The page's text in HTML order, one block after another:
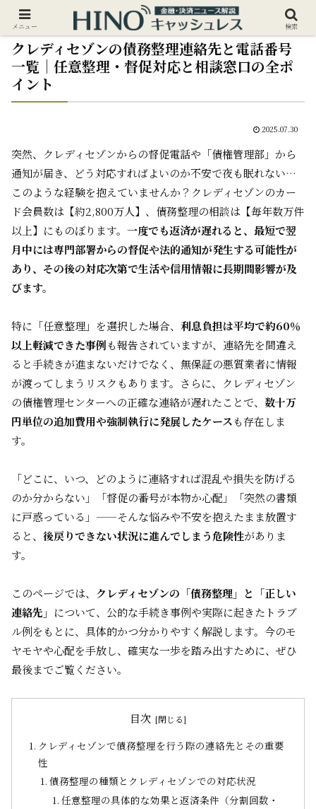
クレディセゾンの債務整理連絡先と電話番号
一覧｜任意整理・督促対応と相談窓口の全ポ
イント
2025.07.30
突然、クレディセゾンからの督促電話や「債権管理部」から
通知が届き、どう対応すればよいのか不安で夜も眠れない…
このような経験を抱えていませんか？クレディセゾンのカー
ド会員数は【約2,800万人】、債務整理の相談は【毎年数万件
以上】にものぼります。 一度でも返済が遅れると、最短で翌
月中には専門部署からの督促や法的通知が発生する可能性が
あり、その後の対応次第で生活や信用情報に長期間影響が及
びます。
特に「任意整理」を選択した場合、 利息負担は平均で約60％
以上軽減できた事例も報告されていますが、連絡先を間違え
ると手続きが進まないだけでなく、無保証の悪質業者に情報
が渡ってしまうリスクもあります。さらに、クレディセゾン
の債権管理センターへの正確な連絡が遅れたことで、 数十万
円単位の追加費用や強制執行に発展したケースも存在しま
す。
「どこに、いつ、どのように連絡すれば混乱や損失を防げる
のか分からない」「督促の番号が本物か心配」「突然の書類
に戸惑っている」——そんな悩みや不安を抱えたまま放置す
ると、 後戻りできない状況に進んでしまう危険性がありま
す。
このページでは、 クレディセゾンの「債務整理」と「正しい
連絡先」 について、公的な手続き事例や実際に起きたトラブ
ル例をもとに、具体的かつ分かりやすく解説します。 今のモ
ヤモヤや心配を手放し、確実な一歩を踏み出すために、ぜひ
最後までご覧ください。
目次
クレディセゾンで債務整理を行う際の連絡先とその重要
性
債務整理の種類とクレディセゾンでの対応状況
任意整理の具体的な効果と返済条件（分割回数・
メニュー 検索